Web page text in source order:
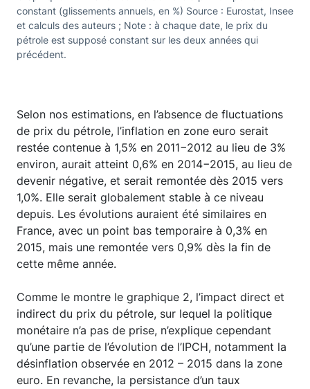
constant (glissements annuels, en %) Source : Eurostat, Insee
et calculs des auteurs ; Note : à chaque date, le prix du
pétrole est supposé constant sur les deux années qui
précédent.
Selon nos estimations, en l’absence de fluctuations
de prix du pétrole, l’inflation en zone euro serait
restée contenue à 1,5% en 2011−2012 au lieu de 3%
environ, aurait atteint 0,6% en 2014−2015, au lieu de
devenir négative, et serait remontée dès 2015 vers
1,0%. Elle serait globalement stable à ce niveau
depuis. Les évolutions auraient été similaires en
France, avec un point bas temporaire à 0,3% en
2015, mais une remontée vers 0,9% dès la fin de
cette même année.
Comme le montre le graphique 2, l’impact direct et
indirect du prix du pétrole, sur lequel la politique
monétaire n’a pas de prise, n’explique cependant
qu’une partie de l’évolution de l’IPCH, notamment la
désinflation observée en 2012 – 2015 dans la zone
euro. En revanche, la persistance d’un taux